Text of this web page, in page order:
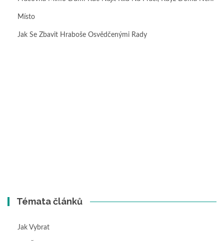
Místo
Jak Se Zbavit Hraboše Osvědčenými Rady
Témata článků
Jak Vybrat